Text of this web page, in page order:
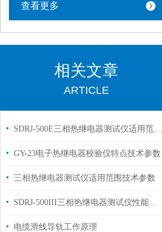
查看更多
相关文章
ARTICLE
SDRJ-500E三相热继电器测试仪适用范围技术参数
GY-23电子热继电器校验仪特点技术参数
三相热继电器测试仪适用范围技术参数
SDRJ-500III三相热继电器测试仪性能特点技术参数
电缆滑线导轨工作原理